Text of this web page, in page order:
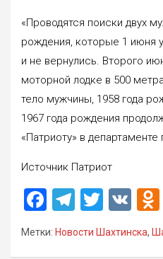
«Проводятся поиски двух
рождения, которые 1 июня
и не вернулись. Второго
моторной лодке в 500
тело мужчины, 1958 года
1967 года рождения
«Патриоту» в департаменте
Источник Патриот
F
a
ce
T
e
T
wi
tt
V
d
Метки: Новости Шахтинска,